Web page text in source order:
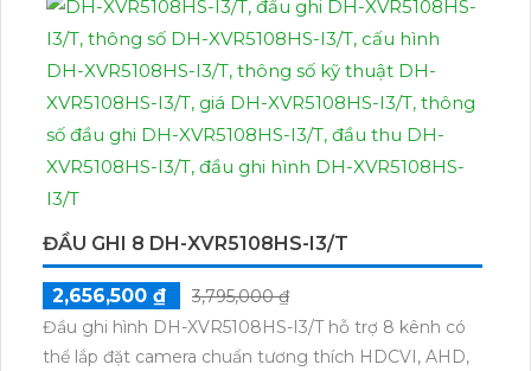
chất lượng.
Đầu ghi hình này có 16 kênh và thích hợp cho cả
công trình nhỏ và lớn. Ngoài ra, công nghệ nén dữ
liệu H.265+/H.265/H.264+/H.264 cũng giúp tiết kiệm
băng thông và lưu trữ dữ liệu hiệu quả.
Với giá cả phải chăng, Trung Tâm Ghi Hình HD Anlog
iDS-7216HQHI-M1/E là sự lựa chọn hoàn hảo cho
đáng tin cậy.
ĐẦU GHI 8 DH-XVR5108HS-I3/T
2,656,500 ₫
3,795,000 ₫
Đầu ghi hình DH-XVR5108HS-I3/T hỗ trợ 8 kênh có
thể lắp đặt camera chuẩn tương thích HDCVI, AHD,